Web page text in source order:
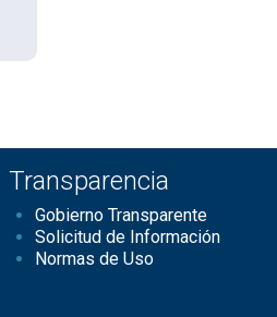
Transparencia
Gobierno Transparente
Solicitud de Información
Normas de Uso